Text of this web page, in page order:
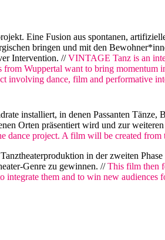
Eine Fusion aus spontanen,
bringen und mit den
Intervention. //VINTAGE Tanz is an
Wuppertal want to bring
involving dance, film and performative
installiert, in denen Passanten
Orten präsentiert wird und zur
dance project. A film will be created
in der zweiten
Genre zu gewinnen. //This film then
them and to win new audiences